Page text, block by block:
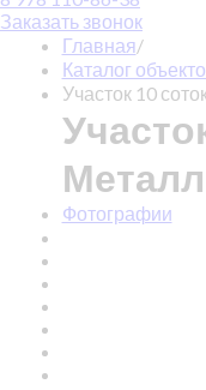
Заказать звонок
Главная/
Каталог
Участок 10
Фотографии